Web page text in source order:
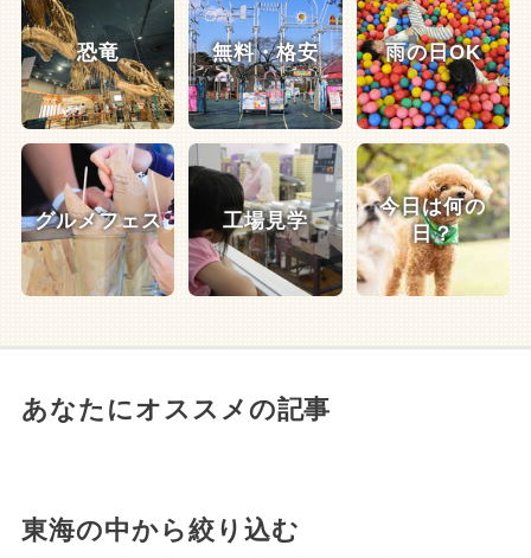
恐竜 無料・格安 雨の日OK
グルメフェス 工場見学
今日は何の
日？
あなたにオススメの記事
東海の中から絞り込む